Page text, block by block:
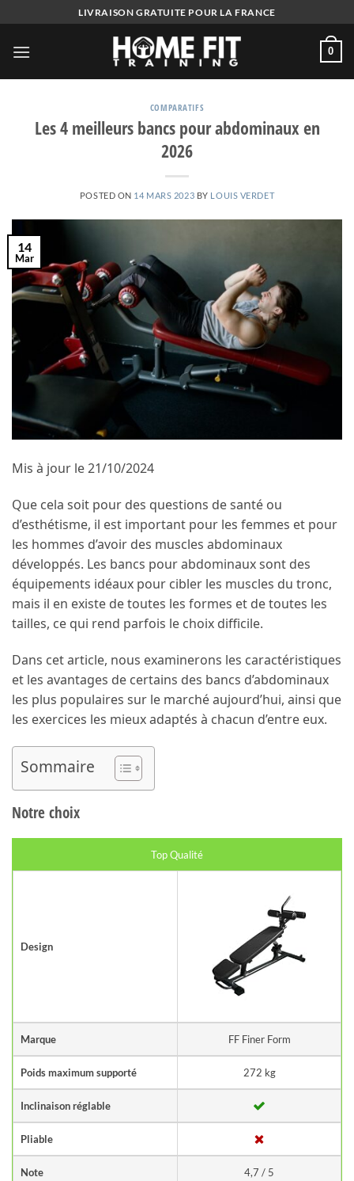
to
content
LIVRAISON GRATUITE POUR LA FRANCE
0
COMPARATIFS
Les 4 meilleurs bancs pour abdominaux en
2026
POSTED ON 14 MARS 2023 BY LOUIS VERDET
14
Mar
Mis à jour le 21/10/2024
Que cela soit pour des questions de santé ou
d’esthétisme, il est important pour les femmes et pour
les hommes d’avoir des muscles abdominaux
développés. Les bancs pour abdominaux sont des
équipements idéaux pour cibler les muscles du tronc,
mais il en existe de toutes les formes et de toutes les
tailles, ce qui rend parfois le choix difficile.
Dans cet article, nous examinerons les caractéristiques
et les avantages de certains des bancs d’abdominaux
les plus populaires sur le marché aujourd’hui, ainsi que
les exercices les mieux adaptés à chacun d’entre eux.
Sommaire
Notrechoix
Top Qualité
Design
Marque ‎FF Finer Form
Poids maximum supporté 272 kg
Inclinaison réglable
Pliable
Note 4,7 / 5